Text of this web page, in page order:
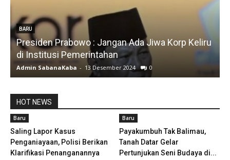
BARU
Presiden Prabowo : Jangan Ada Jiwa Korp Keliru
di Institusi Pemerintahan
Admin SabanaKaba - 13 Desember 2024 0
HOT NEWS
Baru
Saling Lapor Kasus
Penganiayaan, Polisi Berikan
Klarifikasi Penanganannya
Baru
Payakumbuh Tak Balimau,
Tanah Datar Gelar
Pertunjukan Seni Budaya di...